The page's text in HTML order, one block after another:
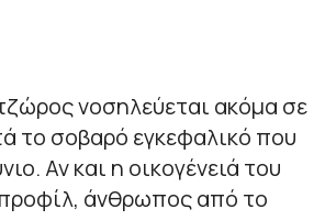
νοσηλεύεται ακόμα σε
το σοβαρό εγκεφαλικό που
Αν και η οικογένειά του
άνθρωπος από το